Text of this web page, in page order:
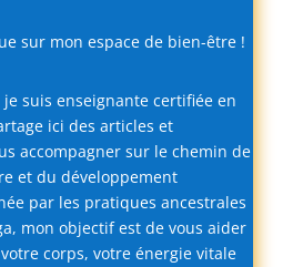
sur mon espace de bien-être !
je suis enseignante certifiée en
ici des articles et
accompagner sur le chemin de
et du développement
par les pratiques ancestrales
mon objectifest de vous aider
votre corps, votre énergie vitale